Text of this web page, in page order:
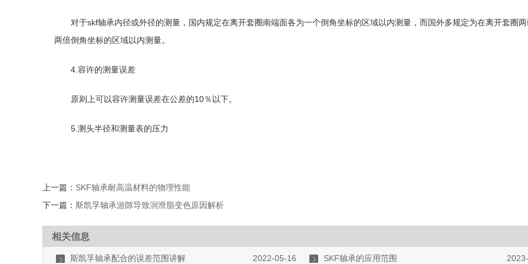
对于skf轴承内径或外径的测量，国内规定在离开套圈南端面各为一个倒角坐标的区域以内测量，而国外多规定为在离开套圈
两倍倒角坐标的区域以内测量。
4.容许的测量误差
原则上可以容许测量误差在公差的10％以下。
5.测头半径和测量表的压力
上一篇： SKF轴承耐高温材料的物理性能
下一篇： 斯凯孚轴承游隙导致润滑脂变色原因解析
相关信息
2022-05-16
斯凯孚轴承配合的误差范围讲解 SKF轴承的应用范围